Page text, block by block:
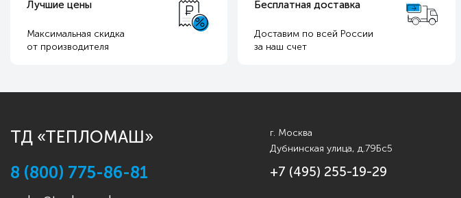
Лучшие цены
Максимальная скидка
от производителя
Бесплатная доставка
Доставим по всей России
за наш счет
ТД «ТЕПЛОМАШ»
8 (800) 775-86-81
г. Москва
Дубнинская улица, д.79Бс5
+7 (495) 255-19-29